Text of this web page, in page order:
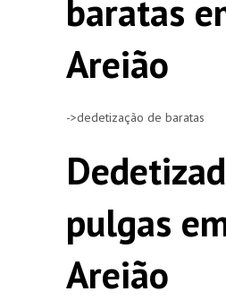
baratas
Areião
->dedetização de baratas
pulgas
Areião